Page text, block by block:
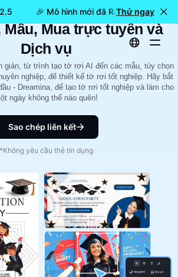
🎉 Mô hình mới đã RA MẮT:
Thử ngay
pháp để Flyer cho tốt
Mẫu, Mua trực tuyến và
Dịch vụ
giản, từ trình tạo tờ rơi AI đến các mẫu, tùy chọn
nghiệp, để thiết kế tờ rơi tốt nghiệp. Hãy bắt
- Dreamina, để tạo tờ rơi tốt nghiệp và làm cho
ngày không thể nào quên!
Sao chép liên kết
*Không yêu cầu thẻ tín dụng